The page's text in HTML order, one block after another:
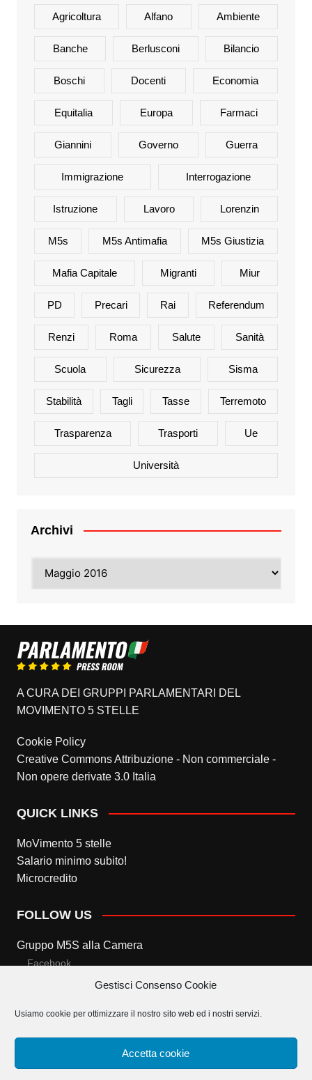
Gestisci Consenso Cookie
Usiamo cookie per ottimizzare il nostro sito web ed i nostri servizi.
Accetta cookie
Agricoltura Alfano Ambiente
Banche Berlusconi Bilancio
Boschi Docenti Economia
Equitalia Europa Farmaci
Giannini Governo Guerra
Immigrazione Interrogazione
Istruzione Lavoro Lorenzin
M5s M5s Antimafia M5s Giustizia
Mafia Capitale Migranti Miur
PD Precari Rai Referendum
Renzi Roma Salute Sanità
Scuola Sicurezza Sisma
Stabilità Tagli Tasse Terremoto
Trasparenza Trasporti Ue
Università
Archivi
A CURA DEI GRUPPI PARLAMENTARI DEL
MOVIMENTO 5 STELLE
Cookie Policy
Creative Commons Attribuzione - Non commerciale -
Non opere derivate 3.0 Italia
QUICK LINKS
MoVimento 5 stelle
Salario minimo subito!
Microcredito
FOLLOW US
Gruppo M5S alla Camera
Facebook
Twitter